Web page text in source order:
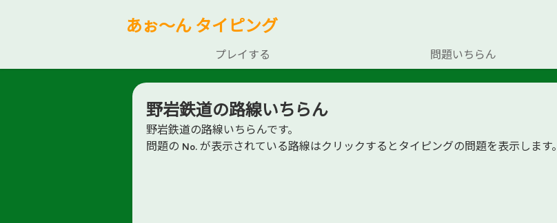
あぉ～ん タイピング
プレイする 問題いちらん
野岩鉄道の路線いちらん
野岩鉄道の路線いちらんです。
問題の No. が表示されている路線はクリックするとタイピングの問題を表示します。